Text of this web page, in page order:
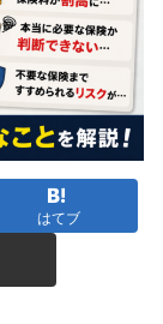
はてブ